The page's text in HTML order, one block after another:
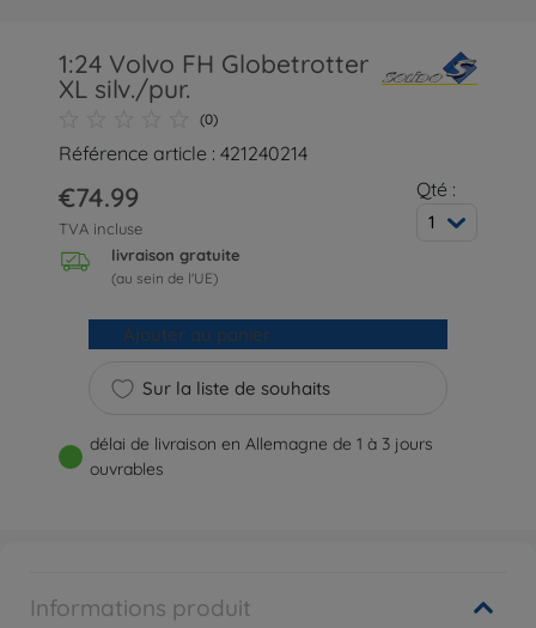
1:24 Volvo FH Globetrotter
XL silv./pur.
(0)
Référence article : 421240214
€74.99
TVA incluse
livraison gratuite
(au sein de l'UE)
Qté :
1
Sur la liste de souhaits
Ajouter au panier
délai de livraison en Allemagne de 1 à 3 jours
ouvrables
Informations produit